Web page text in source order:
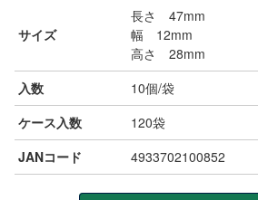
サイズ
長さ 47mm
幅 12mm
高さ 28mm
入数
10個/袋
ケース入数
120袋
JANコード
4933702100852